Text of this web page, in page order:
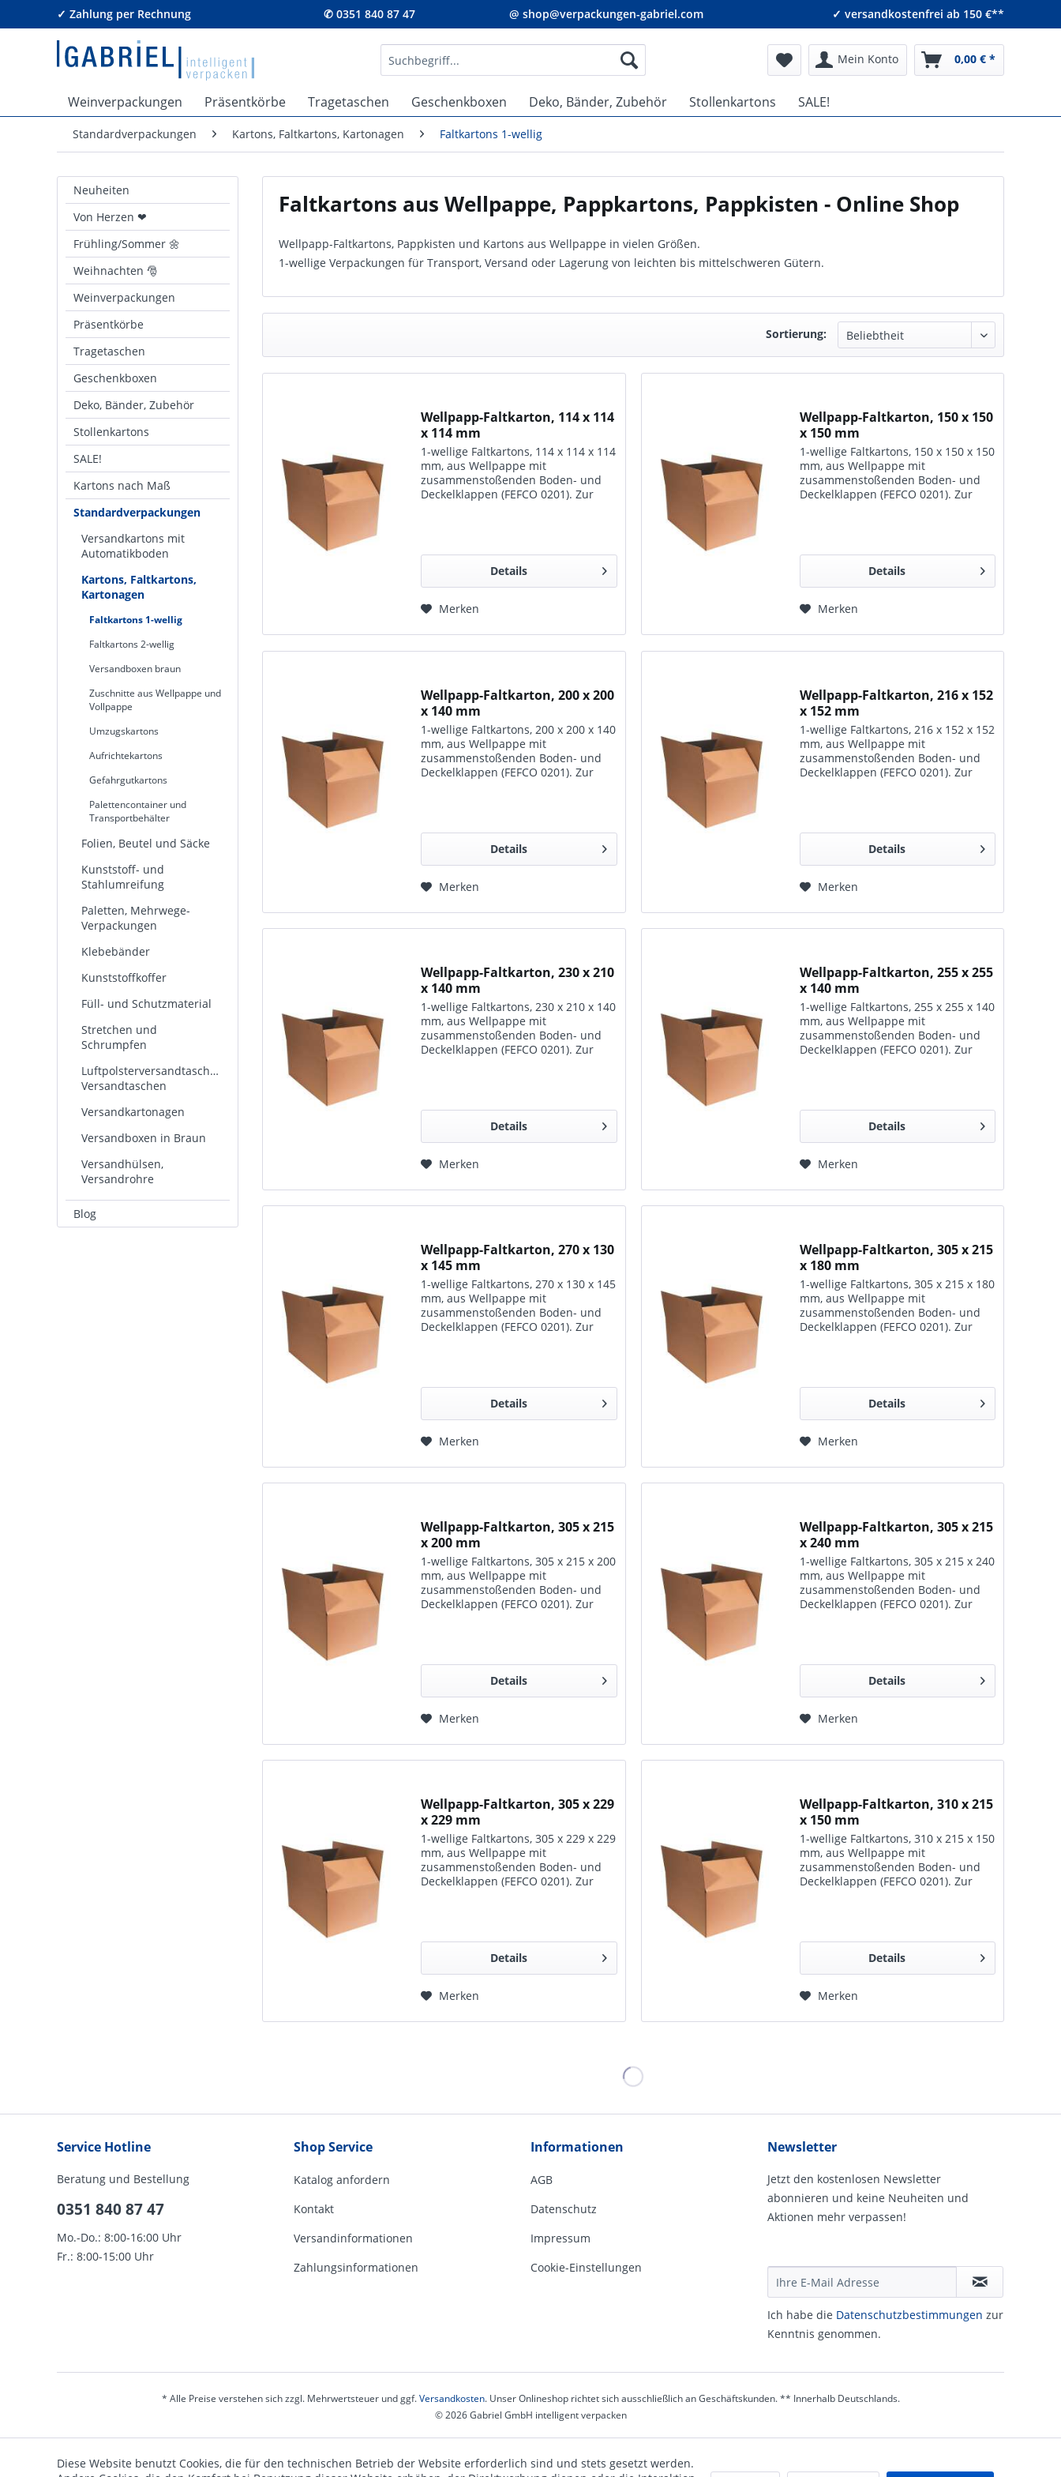
✓ Zahlung per Rechnung ✆ 0351 840 87 47 @ shop@verpackungen-gabriel.com ✓ versandkostenfrei ab 150 €**
Mein Konto 0,00 € *
Weinverpackungen Präsentkörbe Tragetaschen Geschenkboxen Deko, Bänder, Zubehör Stollenkartons SALE!
Standardverpackungen Kartons, Faltkartons, Kartonagen Faltkartons 1-wellig
Neuheiten
Von Herzen ❤
Frühling/Sommer 🌼
Weihnachten 🎅
Weinverpackungen
Präsentkörbe
Tragetaschen
Geschenkboxen
Deko, Bänder, Zubehör
Stollenkartons
SALE!
Kartons nach Maß
Standardverpackungen
Versandkartons mit
Automatikboden
Kartons, Faltkartons,
Kartonagen
Faltkartons 1-wellig
Faltkartons 2-wellig
Versandboxen braun
Zuschnitte aus Wellpappe und
Vollpappe
Umzugskartons
Aufrichtekartons
Gefahrgutkartons
Palettencontainer und
Transportbehälter
Folien, Beutel und Säcke
Kunststoff- und
Stahlumreifung
Paletten, Mehrwege-
Verpackungen
Klebebänder
Kunststoffkoffer
Füll- und Schutzmaterial
Stretchen und
Schrumpfen
Luftpolsterversandtaschen,
Versandtaschen
Versandkartonagen
Versandboxen in Braun
Versandhülsen,
Versandrohre
Blog
Faltkartons aus Wellpappe, Pappkartons, Pappkisten - Online Shop
Wellpapp-Faltkartons, Pappkisten und Kartons aus Wellpappe in vielen Größen.
1-wellige Verpackungen für Transport, Versand oder Lagerung von leichten bis mittelschweren Gütern.
Sortierung:
Wellpapp-Faltkarton, 114 x 114
x 114 mm
1-wellige Faltkartons, 114 x 114 x 114
mm, aus Wellpappe mit
zusammenstoßenden Boden- und
Deckelklappen (FEFCO 0201). Zur
Details
Merken
Wellpapp-Faltkarton, 150 x 150
x 150 mm
1-wellige Faltkartons, 150 x 150 x 150
mm, aus Wellpappe mit
zusammenstoßenden Boden- und
Deckelklappen (FEFCO 0201). Zur
Details
Merken
Wellpapp-Faltkarton, 200 x 200
x 140 mm
1-wellige Faltkartons, 200 x 200 x 140
mm, aus Wellpappe mit
zusammenstoßenden Boden- und
Deckelklappen (FEFCO 0201). Zur
Details
Merken
Wellpapp-Faltkarton, 216 x 152
x 152 mm
1-wellige Faltkartons, 216 x 152 x 152
mm, aus Wellpappe mit
zusammenstoßenden Boden- und
Deckelklappen (FEFCO 0201). Zur
Details
Merken
Wellpapp-Faltkarton, 230 x 210
x 140 mm
1-wellige Faltkartons, 230 x 210 x 140
mm, aus Wellpappe mit
zusammenstoßenden Boden- und
Deckelklappen (FEFCO 0201). Zur
Details
Merken
Wellpapp-Faltkarton, 255 x 255
x 140 mm
1-wellige Faltkartons, 255 x 255 x 140
mm, aus Wellpappe mit
zusammenstoßenden Boden- und
Deckelklappen (FEFCO 0201). Zur
Details
Merken
Wellpapp-Faltkarton, 270 x 130
x 145 mm
1-wellige Faltkartons, 270 x 130 x 145
mm, aus Wellpappe mit
zusammenstoßenden Boden- und
Deckelklappen (FEFCO 0201). Zur
Details
Merken
Wellpapp-Faltkarton, 305 x 215
x 180 mm
1-wellige Faltkartons, 305 x 215 x 180
mm, aus Wellpappe mit
zusammenstoßenden Boden- und
Deckelklappen (FEFCO 0201). Zur
Details
Merken
Wellpapp-Faltkarton, 305 x 215
x 200 mm
1-wellige Faltkartons, 305 x 215 x 200
mm, aus Wellpappe mit
zusammenstoßenden Boden- und
Deckelklappen (FEFCO 0201). Zur
Details
Merken
Wellpapp-Faltkarton, 305 x 215
x 240 mm
1-wellige Faltkartons, 305 x 215 x 240
mm, aus Wellpappe mit
zusammenstoßenden Boden- und
Deckelklappen (FEFCO 0201). Zur
Details
Merken
Wellpapp-Faltkarton, 305 x 229
x 229 mm
1-wellige Faltkartons, 305 x 229 x 229
mm, aus Wellpappe mit
zusammenstoßenden Boden- und
Deckelklappen (FEFCO 0201). Zur
Details
Merken
Wellpapp-Faltkarton, 310 x 215
x 150 mm
1-wellige Faltkartons, 310 x 215 x 150
mm, aus Wellpappe mit
zusammenstoßenden Boden- und
Deckelklappen (FEFCO 0201). Zur
Details
Merken
Service Hotline
Beratung und Bestellung
0351 840 87 47
Mo.-Do.: 8:00-16:00 Uhr
Fr.: 8:00-15:00 Uhr
Shop Service
Katalog anfordern
Kontakt
Versandinformationen
Zahlungsinformationen
Informationen
AGB
Datenschutz
Impressum
Cookie-Einstellungen
Newsletter
Jetzt den kostenlosen Newsletter
abonnieren und keine Neuheiten und
Aktionen mehr verpassen!
Ich habe die Daten­schutz­be­stim­mungen zur
Kennt­nis genommen.
* Alle Preise verstehen sich zzgl. Mehrwertsteuer und ggf.Versandkosten. Unser Onlineshop richtet sich ausschließlich an Geschäftskunden. ** Innerhalb Deutschlands.
© 2026 Gabriel GmbH intelligent verpacken
Diese Website benutzt Cookies, die für den technischen Betrieb der Website erforderlich sind und stets gesetzt werden.